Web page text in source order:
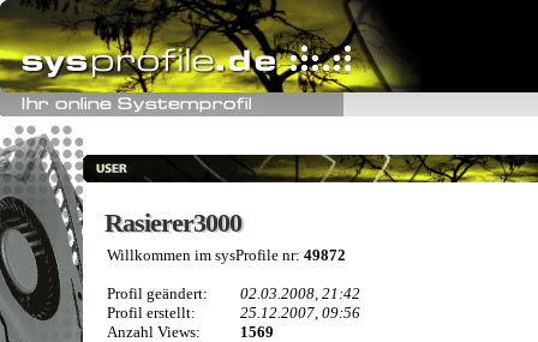
Rasierer3000
Rasierer3000
Willkommen im sysProfile nr: 49872
Profil geändert:
02.03.2008, 21:42
Profil erstellt:
25.12.2007, 09:56
Anzahl Views:
1569